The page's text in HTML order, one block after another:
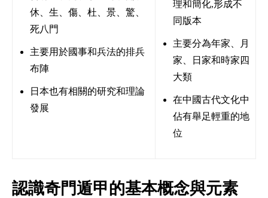
休、生、傷、杜、景、驚、
死八門
主要用於國事和兵法的排兵
布陣
日本也有相關的研究和理論
發展
理和簡化,形成不
同版本
主要分為年家、月
家、日家和時家四
大類
在中國古代文化中
佔有舉足輕重的地
位
認識奇門遁甲的基本概念與元素